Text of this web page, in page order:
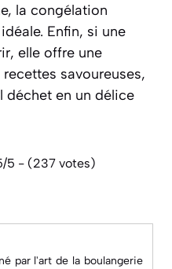
la congélation
Enfin, si une
elle offre une
savoureuses,
déchet en un délice
5 - (237 votes)
par l'art de la boulangerie